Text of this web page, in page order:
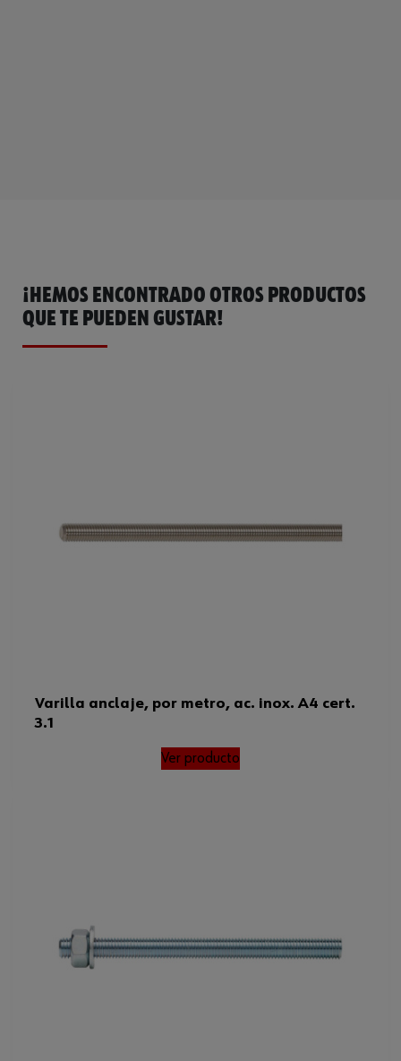
¡HEMOS ENCONTRADO OTROS PRODUCTOS
QUE TE PUEDEN GUSTAR!
Varilla anclaje, por metro, ac. inox. A4 cert.
3.1
Ver producto